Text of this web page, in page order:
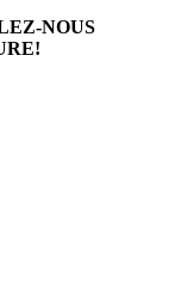
NOUS